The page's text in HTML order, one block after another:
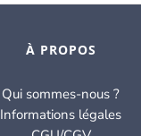
À PROPOS
Qui sommes-nous ?
Informations légales